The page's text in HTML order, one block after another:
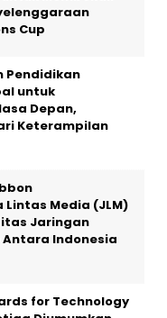
Cup
Pendidikan
untuk
Depan,
Keterampilan
Lintas Media (JLM)
Jaringan
Antara Indonesia
for Technology